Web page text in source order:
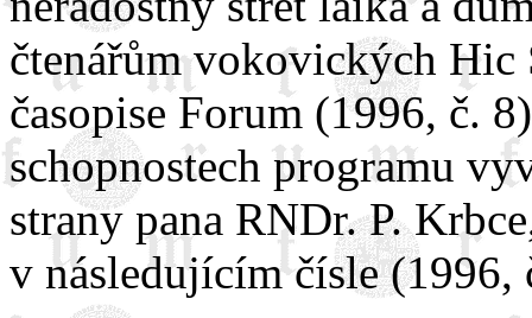
čtenářům vokovických
časopise Forum (1996, č.
schopnostech programu
strany pana RNDr. P.
v následujícím čísle (1996,